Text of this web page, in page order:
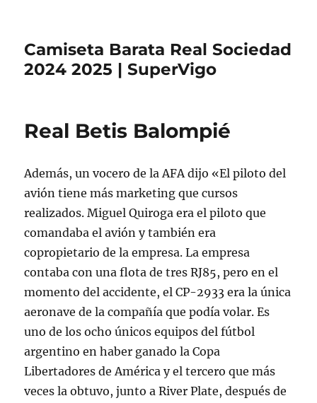
Camiseta Barata Real Sociedad
2024 2025 | SuperVigo
Real Betis Balompié
Además, un vocero de la AFA dijo «El piloto del
avión tiene más marketing que cursos
realizados. Miguel Quiroga era el piloto que
comandaba el avión y también era
copropietario de la empresa. La empresa
contaba con una flota de tres RJ85, pero en el
momento del accidente, el CP-2933 era la única
aeronave de la compañía que podía volar. Es
uno de los ocho únicos equipos del fútbol
argentino en haber ganado la Copa
Libertadores de América y el tercero que más
veces la obtuvo, junto a River Plate, después de